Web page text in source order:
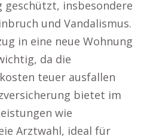
geschützt, insbesondere
und Vandalismus.
in eine neue Wohnung
da die
teuer ausfallen
bietet im
wie
Arztwahl, ideal für